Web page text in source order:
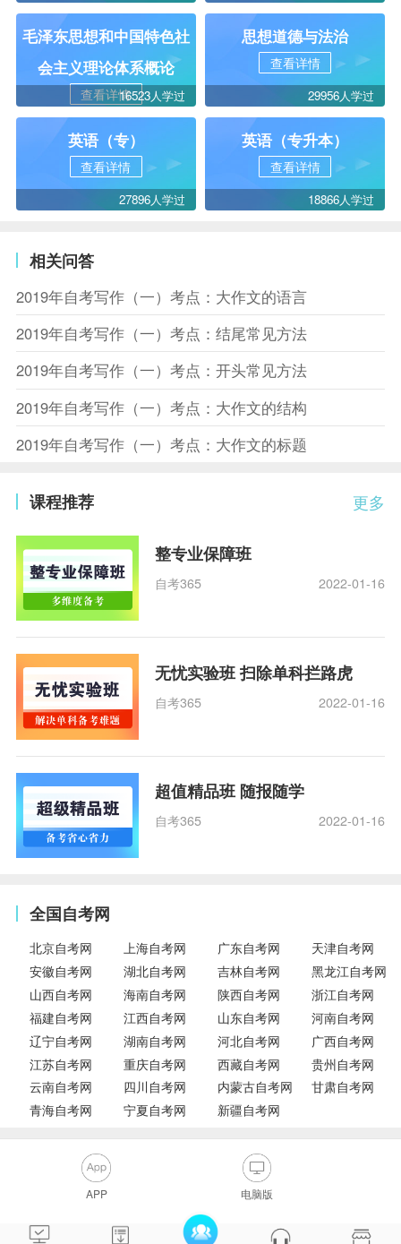
毛泽东思想和中国特色社
会主义理论体系概论
查看详情16523人学过
思想道德与法治
查看详情
29956人学过
英语（专）
查看详情
27896人学过
英语（专升本）
查看详情
18866人学过
相关问答
2019年自考写作（一）考点：大作文的语言
2019年自考写作（一）考点：结尾常见方法
2019年自考写作（一）考点：开头常见方法
2019年自考写作（一）考点：大作文的结构
2019年自考写作（一）考点：大作文的标题
更多
课程推荐
整专业保障班
自考365 2022-01-16
无忧实验班 扫除单科拦路虎
自考365 2022-01-16
超值精品班 随报随学
自考365 2022-01-16
全国自考网
北京自考网 上海自考网 广东自考网
天津自考网
安徽自考网
湖北自考网 吉林自考网
黑龙江自考网
山西自考网
海南自考网 陕西自考网
浙江自考网
福建自考网
江西自考网 山东自考网
河南自考网
辽宁自考网
湖南自考网 河北自考网
广西自考网
江苏自考网
重庆自考网 西藏自考网
贵州自考网
云南自考网
四川自考网 内蒙古自考网
甘肃自考网
青海自考网
宁夏自考网 新疆自考网
APP 电脑版